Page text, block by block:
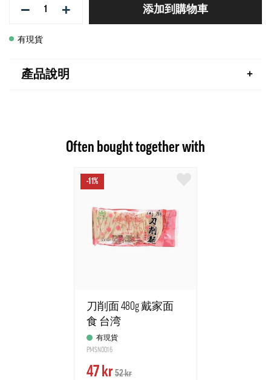
− + 添加到購物車
有現貨
產品說明
Often bought together with
-11%
刀削面 480g 戴家面
食 台湾
有現貨
PMSN0016
47 kr52 kr